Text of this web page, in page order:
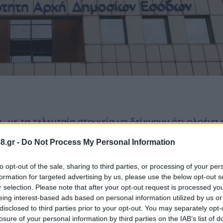
- Do Not Process My Personal Information
opt-out of the sale, sharing to third parties, or processing of your
for targeted advertising by us, please use the below opt-out
selection. Please note that after your opt-out request is processed
interest-based ads based on personal information utilized by us
to third parties prior to your opt-out. You may separately
of your personal information by third parties on the IAB’s list of
τα τελευταία στοιχεία να δείχνουν ότι ολοένα
στις υποχρεώσεις τους. Μέσα σε έναν
ενώ παράλληλα αυξήθηκε και ο αριθμός όσων
καθώς εκατομμύρια φυσικά πρόσωπα και
μόνο ένα μικρό μέρος των χρεών έχει
μεγάλο κομμάτι των οφειλών παραμένει εκτός